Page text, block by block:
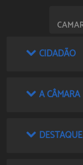
CIDADÃO
A CÂMARA
DESTAQUE